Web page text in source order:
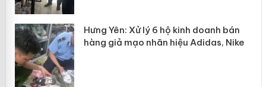
Hưng Yên: Xử lý 6 hộ kinh doanh bán
hàng giả mạo nhãn hiệu Adidas, Nike